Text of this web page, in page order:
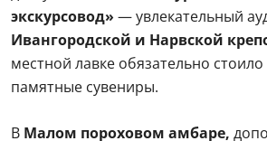
экскурсовод» — увлекательный
Ивангородской и Нарвской
местной лавке обязательно
памятные сувениры.
В Малом пороховом амбаре,